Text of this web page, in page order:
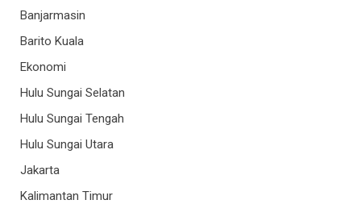
Banjarmasin
Barito Kuala
Ekonomi
Hulu Sungai Selatan
Hulu Sungai Tengah
Hulu Sungai Utara
Jakarta
Kalimantan Timur